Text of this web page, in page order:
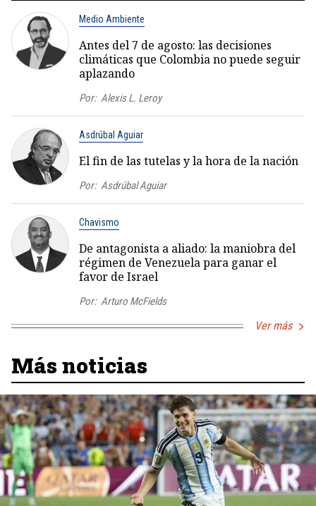
Medio Ambiente
Antes del 7 de agosto: las decisiones
climáticas que Colombia no puede seguir
aplazando
Por: Alexis L. Leroy
Asdrúbal Aguiar
El fin de las tutelas y la hora de la nación
Por: Asdrúbal Aguiar
Chavismo
De antagonista a aliado: la maniobra del
régimen de Venezuela para ganar el
favor de Israel
Por: Arturo McFields
Ver más
Más noticias